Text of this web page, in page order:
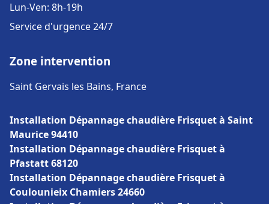
Lun-Ven: 8h-19h
Service d'urgence 24/7
Zone intervention
Saint Gervais les Bains, France
Installation Dépannage chaudière Frisquet à Saint
Maurice 94410
Installation Dépannage chaudière Frisquet à
Pfastatt 68120
Installation Dépannage chaudière Frisquet à
Coulounieix Chamiers 24660